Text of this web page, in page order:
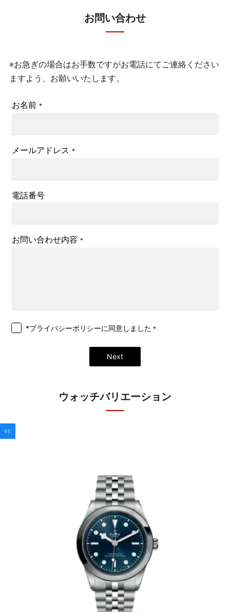
お問い合わせ
※お急ぎの場合はお手数ですがお電話にてご連絡ください
ますよう、お願いいたします。
お名前 *
メールアドレス *
電話番号
お問い合わせ内容 *
*プライバシーポリシーに同意しました *
Next
ウォッチバリエーション
EC